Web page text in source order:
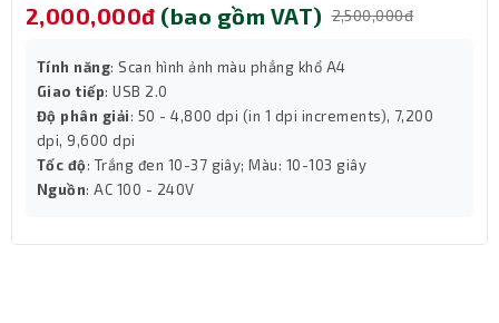
2,000,000đ (bao gồm VAT) 2,500,000đ
Tính năng: Scan hình ảnh màu phẳng khổ A4
Giao tiếp: USB 2.0
Độ phân giải: 50 - 4,800 dpi (in 1 dpi increments), 7,200
dpi, 9,600 dpi
Tốc độ: Trắng đen 10-37 giây; Màu: 10-103 giây
Nguồn: AC 100 - 240V